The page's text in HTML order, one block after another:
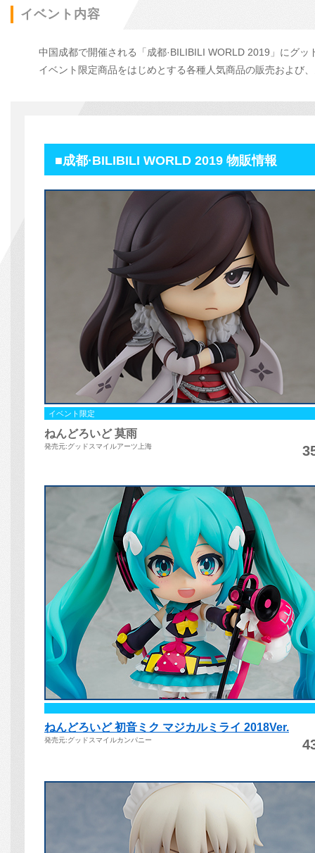
イベント内容
中国成都で開催される「成都·BILIBILI WORLD 2019」にグ
イベント限定商品をはじめとする各種人気商品の販売および